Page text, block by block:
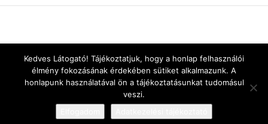
Kedves Látogató! Tájékoztatjuk, hogy a honlap felhasználói
élmény fokozásának érdekében sütiket alkalmazunk. A
honlapunk használatával ön a tájékoztatásunkat tudomásul
veszi.